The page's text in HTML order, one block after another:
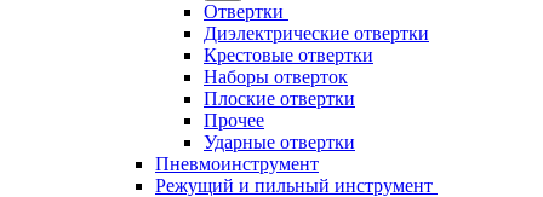
Отвертки
Диэлектрические отвертки
Крестовые отвертки
Наборы отверток
Плоские отвертки
Прочее
Ударные отвертки
Пневмоинструмент
Режущий и пильный инструмент